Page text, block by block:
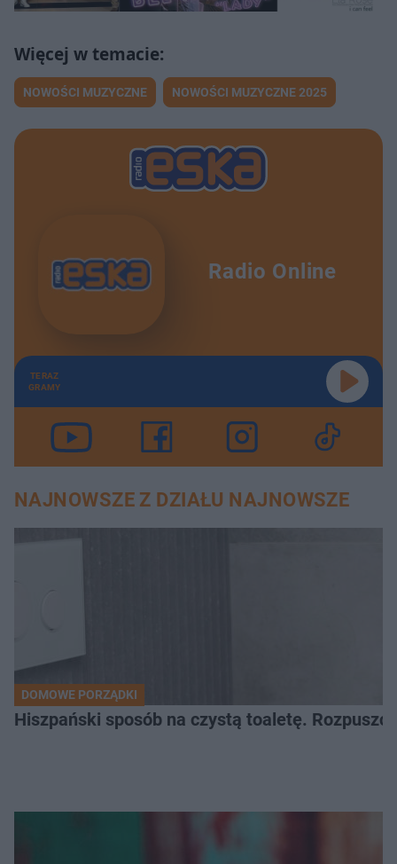
NOWOŚCI MUZYCZNE NOWOŚCI MUZYCZNE 2025
Radio Online
TERAZ
GRAMY
NAJNOWSZE Z DZIAŁU NAJNOWSZE
DOMOWE PORZĄDKI
Hiszpański sposób na czystą toaletę.